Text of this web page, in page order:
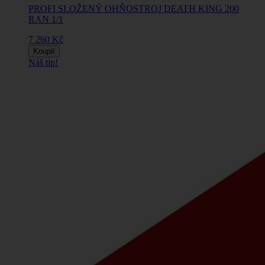
PROFI SLOŽENÝ OHŇOSTROJ DEATH KING 200
RAN 1/1
7 260 Kč
Koupit
Náš tip!